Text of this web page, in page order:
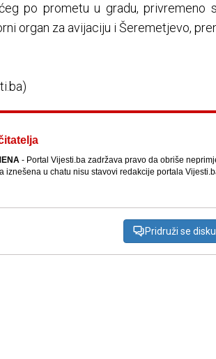
po prometu u gradu, privremeno
organ za avijaciju i Šeremetjevo,
- Portal Vijesti.ba zadržava pravo da obriše
iznešena u chatu nisu stavovi redakcije portala
Pridruži se